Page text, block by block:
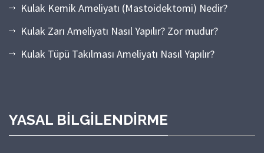
Kulak Kemik Ameliyatı (Mastoidektomi) Nedir?
Kulak Zarı Ameliyatı Nasıl Yapılır? Zor mudur?
Kulak Tüpü Takılması Ameliyatı Nasıl Yapılır?
YASAL BILGILENDIRME